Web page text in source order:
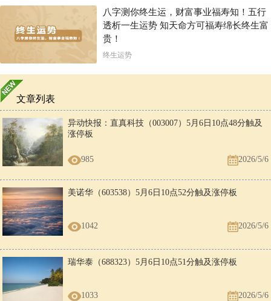
八字测你终生运，财富事业福寿知！五行
透析一生运势 知天命方可福寿绵长终生富
贵！
终生运势
文章列表
异动快报：直真科技（003007）5月6日10点48分触及
涨停板
985 2026/5/6
美诺华（603538）5月6日10点52分触及涨停板
1042 2026/5/6
瑞华泰（688323）5月6日10点51分触及涨停板
1033 2026/5/6